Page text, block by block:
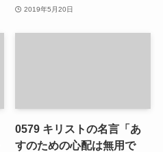
2019年5月20日
0579 キリストの名言「あ
すのための心配は無用で